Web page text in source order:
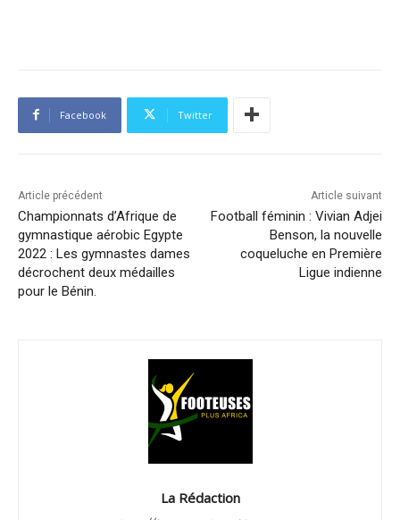
Facebook Twitter
Article précédent
Championnats d’Afrique de
gymnastique aérobic Egypte
2022 : Les gymnastes dames
décrochent deux médailles
pour le Bénin.
Article suivant
Football féminin : Vivian Adjei
Benson, la nouvelle
coqueluche en Première
Ligue indienne
La Rédaction